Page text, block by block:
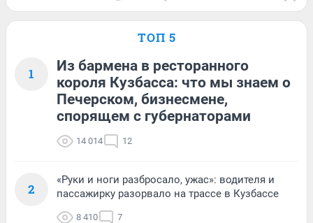
ТОП 5
1
Из бармена в ресторанного
короля Кузбасса: что мы знаем о
Печерском, бизнесмене,
спорящем с губернаторами
14 014 12
2
«Руки и ноги разбросало, ужас»: водителя и
пассажирку разорвало на трассе в Кузбассе
8 410 7